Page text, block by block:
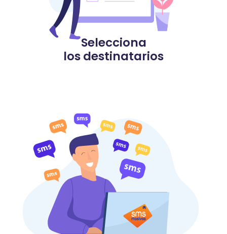
Selecciona
los destinatarios